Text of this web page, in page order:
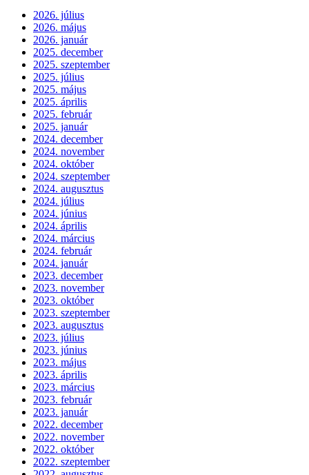
2026. július
2026. május
2026. január
2025. december
2025. szeptember
2025. július
2025. május
2025. április
2025. február
2025. január
2024. december
2024. november
2024. október
2024. szeptember
2024. augusztus
2024. július
2024. június
2024. április
2024. március
2024. február
2024. január
2023. december
2023. november
2023. október
2023. szeptember
2023. augusztus
2023. július
2023. június
2023. május
2023. április
2023. március
2023. február
2023. január
2022. december
2022. november
2022. október
2022. szeptember